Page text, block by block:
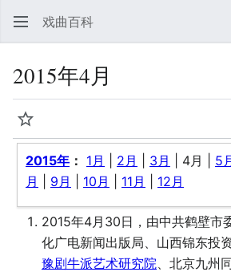
戏曲百科
2015年4月
监视
2015年 ： 1月 2月 3月 4月 5
月
9月 10月 11月 12月
2015年4月30日，由中共鹤壁市
化广电新闻出版局、山西锦东投
豫剧牛派艺术研究院、北京九州